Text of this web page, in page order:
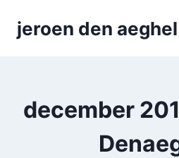
jeroen den aeghel
december